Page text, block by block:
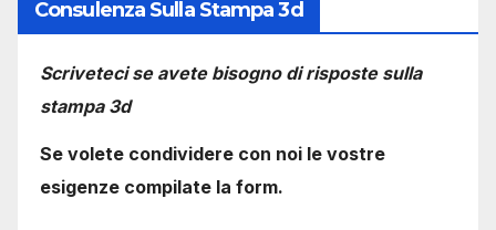
Consulenza Sulla Stampa 3d
Scriveteci se avete bisogno di risposte sulla
stampa 3d
Se volete condividere con noi le vostre
esigenze compilate la form.